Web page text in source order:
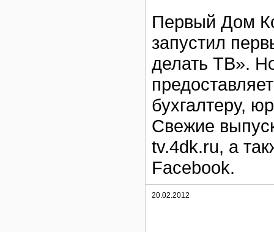
Первый Дом
запустил
делать ТВ».
бухгалтеру,
Свежие
tv.4dk.ru, а
Facebook.
20.02.2012